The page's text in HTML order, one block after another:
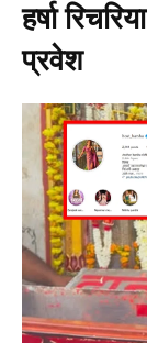
हर्षा
प्रवेश